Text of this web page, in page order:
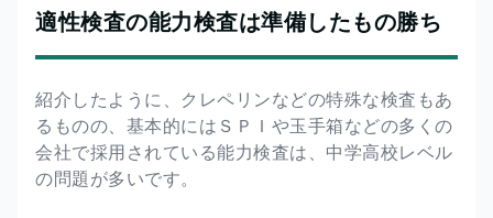
適性検査の能力検査は準備したもの勝ち
紹介したように、クレペリンなどの特殊な検査もあ
るものの、基本的にはＳＰＩや玉手箱などの多くの
会社で採用されている能力検査は、中学高校レベル
の問題が多いです。